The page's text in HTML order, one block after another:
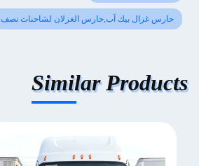
حارس غزال بيك آب,حارس الغزلان لشاحنات نصف
Similar Products